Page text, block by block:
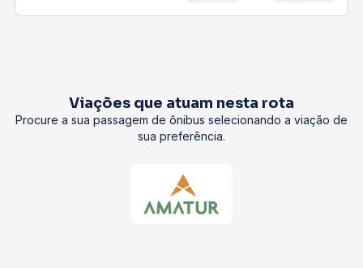
Viações que atuam nesta rota
Procure a sua passagem de ônibus selecionando a viação de
sua preferência.